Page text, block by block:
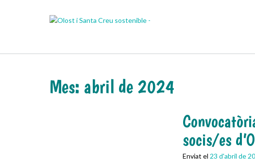
Mes: abril de 2024
socis/es
Enviat el 23 d'abril de